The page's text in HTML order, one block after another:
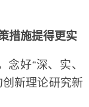
施提得更实
好“深、实、
新理论研究新